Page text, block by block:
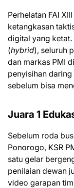
Perhelatan FAI
ketangkasan
digital yang
(hybrid), seluruh
dan markas PMI
penyisihan daring
sebelum bisa
Juara 1
Sebelum roda
Ponorogo, KSR
satu gelar
penilaian dewan
video garapan